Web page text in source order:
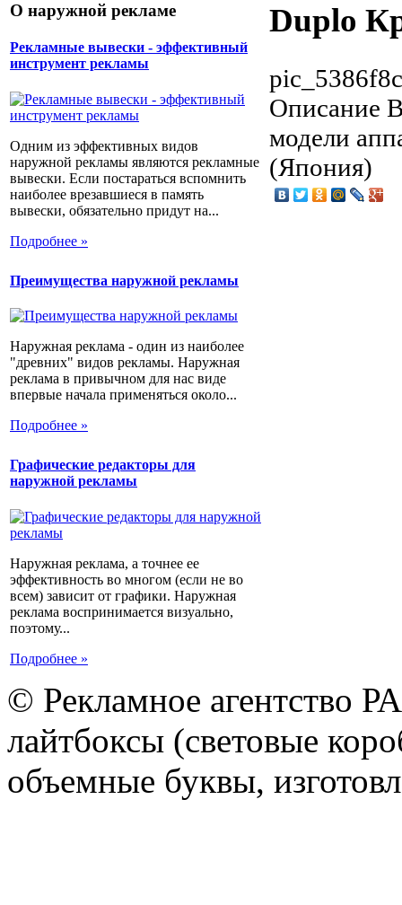
О наружной рекламе
Рекламные вывески - эффективный
инструмент рекламы
Одним из эффективных видов
наружной рекламы являются рекламные
вывески. Если постараться вспомнить
наиболее врезавшиеся в память
вывески, обязательно придут на...
Подробнее »
Преимущества наружной рекламы
Наружная реклама - один из наиболее
"древних" видов рекламы. Наружная
реклама в привычном для нас виде
впервые начала применяться около...
Подробнее »
Графические редакторы для
наружной рекламы
Наружная реклама, а точнее ее
эффективность во многом (если не во
всем) зависит от графики. Наружная
реклама воспринимается визуально,
поэтому...
Подробнее »
Duplo
Описание
модели
(Япония)
© Рекламное агентство
лайтбоксы (световые
объемные буквы,